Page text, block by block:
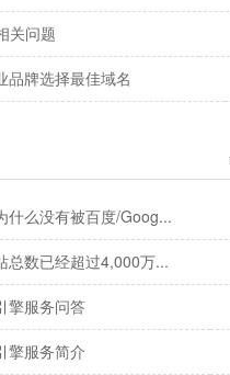
关问题
品牌选择最佳域名
什么没有被百度/Goog...
总数已经超过4,000万...
擎服务问答
擎服务简介